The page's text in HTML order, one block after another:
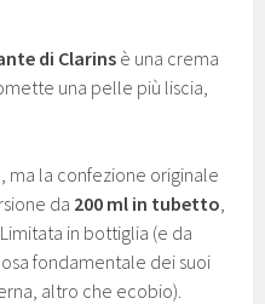
di Clarinsè una crema
una pelle più liscia,
ma la confezione originale
da 200 ml in tubetto,
in bottiglia (e da
fondamentale dei suoi
altro che ecobio).